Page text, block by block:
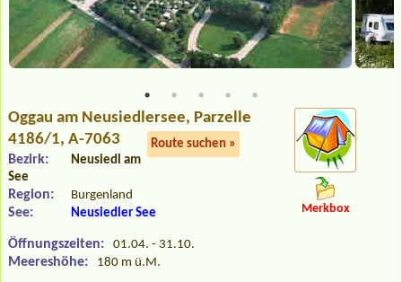
Oggau am Neusiedlersee, Parzelle
4186/1, A-7063
Route suchen »
Bezirk:
Neusiedl am
See
Region: Burgenland
See: Neusiedler See
Öffnungszeiten: 01.04. - 31.10.
Meereshöhe: 180 m ü.M.
Merkbox